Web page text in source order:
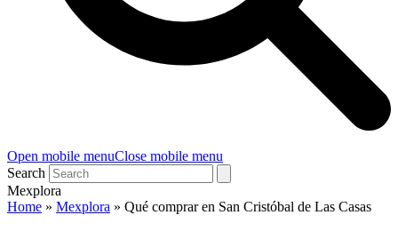
Open mobile menuClose mobile menu
Search
Mexplora
Home » Mexplora » Qué comprar en San Cristóbal de Las Casas